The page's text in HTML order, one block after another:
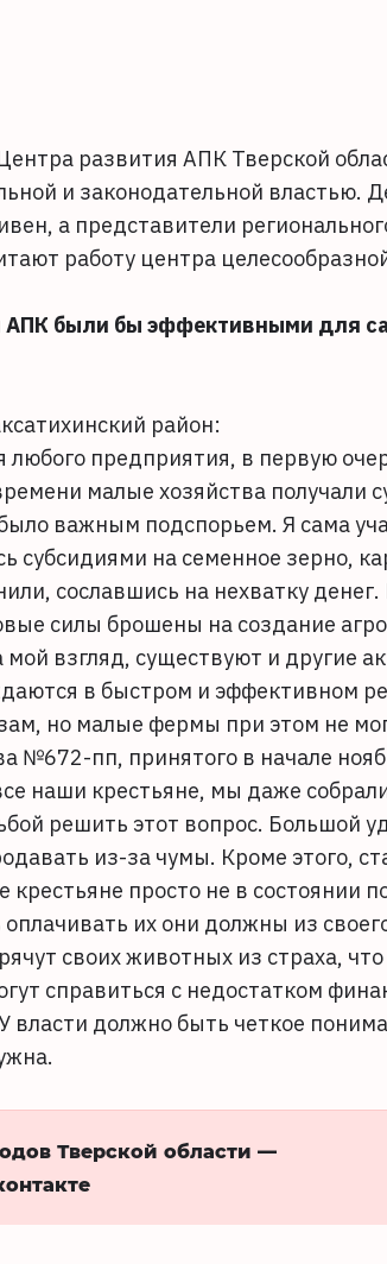
развития АПК Тверской
и законодательной властью.
а представители
работу центра
были бы эффективными для
район:
предприятия, в первую
малые хозяйства получали
важным подспорьем. Я сама
субсидиями на семенное зерно,
сославшись на нехватку
силы брошены на создание
взгляд, существуют и другие
в быстром и эффективном
но малые фермы при этом не
№672-пп, принятого в начале
наши крестьяне, мы даже
решить этот вопрос. Большой
из-за чумы. Кроме этого,
просто не в состоянии
их они должны из
своих животных из страха, что
справиться с недостатком
власти должно быть четкое
Тверской области —